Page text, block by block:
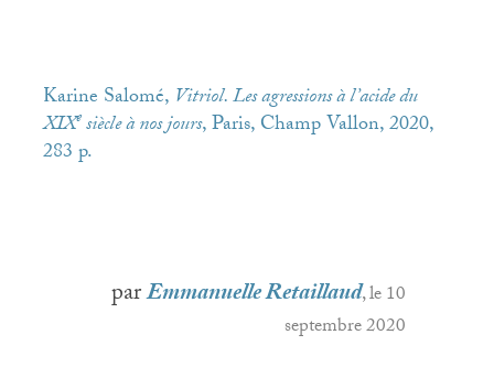
Karine Salomé, Vitriol. Les agressions à l’acide du
XIXesiècle à nos jours, Paris, Champ Vallon, 2020,
283 p.
parEmmanuelle Retaillaud, le 10
septembre 2020